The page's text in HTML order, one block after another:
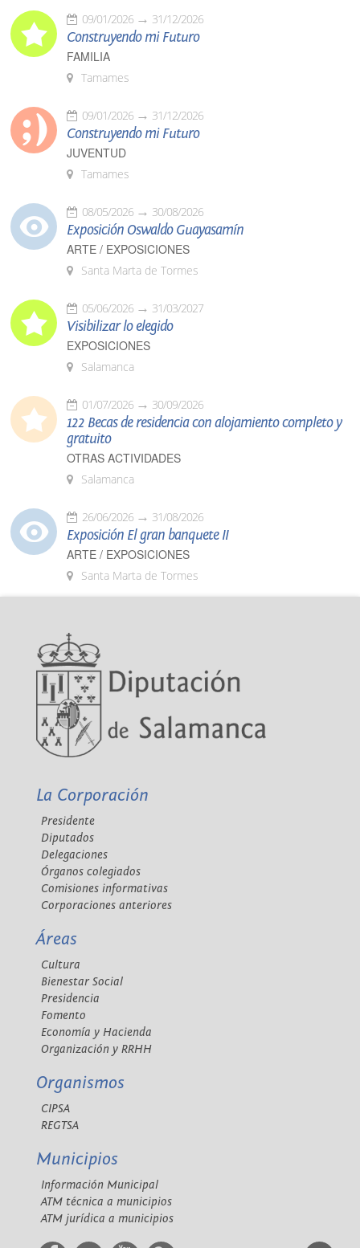
09/01/2026 31/12/2026
Construyendo mi Futuro
FAMILIA
Tamames
09/01/2026 31/12/2026
Construyendo mi Futuro
JUVENTUD
Tamames
08/05/2026 30/08/2026
Exposición Oswaldo Guayasamín
ARTE / EXPOSICIONES
Santa Marta de Tormes
05/06/2026 31/03/2027
Visibilizar lo elegido
EXPOSICIONES
Salamanca
01/07/2026 30/09/2026
122 Becas de residencia con alojamiento completo y
gratuito
OTRAS ACTIVIDADES
Salamanca
26/06/2026 31/08/2026
Exposición El gran banquete II
ARTE / EXPOSICIONES
Santa Marta de Tormes
La Corporación
Presidente
Diputados
Delegaciones
Órganos colegiados
Comisiones informativas
Corporaciones anteriores
Áreas
Cultura
Bienestar Social
Presidencia
Fomento
Economía y Hacienda
Organización y RRHH
Organismos
CIPSA
REGTSA
Municipios
Información Municipal
ATM técnica a municipios
ATM jurídica a municipios